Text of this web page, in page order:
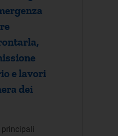
e lavori
dei
principali